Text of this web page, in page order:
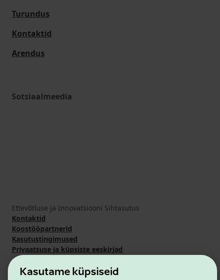
Kasutame küpsiseid
Turundus
Kontaktid
Arendus
Sotsiaalmeedia
Ettevõtluse ja Innovatsiooni Sihtasutus
Kontaktid
Koostööpartnerid
Kasutustingimused
Privaatsuse ja küpsiste eeskirjad